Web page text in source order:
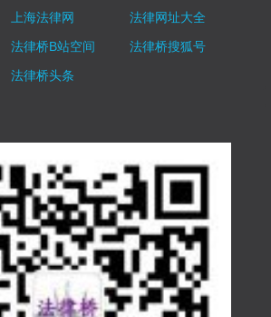
上海法律网
法律网址大全
法律桥B站空间
法律桥搜狐号
法律桥头条